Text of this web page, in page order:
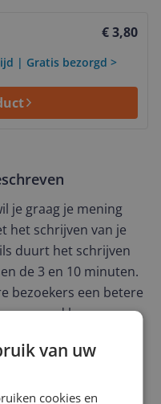
€ 3,80
| Gratis bezorgd >
je graag je mening
het schrijven van je
duurt het schrijven
de 3 en 10 minuten.
bezoekers een betere
maand kans op
van uw
cookies en